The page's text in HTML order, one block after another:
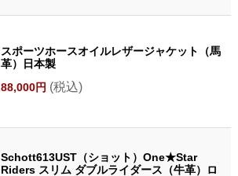
スポーツホースオイルレザージャケット（馬
革）日本製
88,000円 (税込)
Schott613UST（ショット）One★Star
Riders スリム ダブルライダース（牛革）ロ